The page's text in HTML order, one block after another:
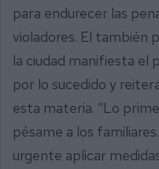
para endurecer las
violadores. El también
la ciudad manifiesta el
por lo sucedido y
esta materia. “Lo
pésame a los
urgente aplicar